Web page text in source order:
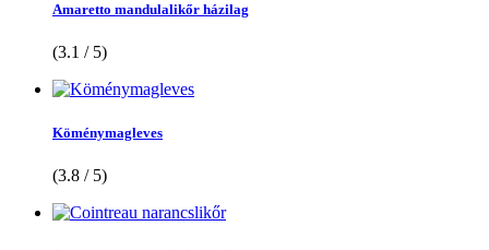
Amaretto mandulalikőr házilag
(3.1 / 5)
Köménymagleves
(3.8 / 5)